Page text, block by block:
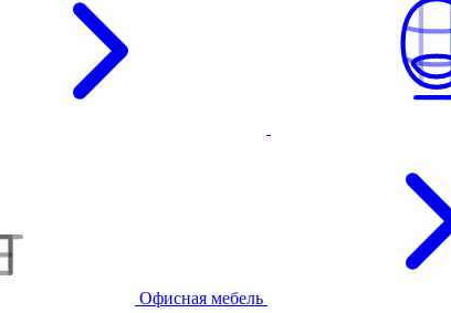
Офисная мебель